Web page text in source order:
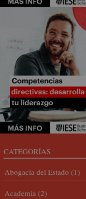
CATEGORÍAS
Abogacía del Estado (1)
Academia (2)